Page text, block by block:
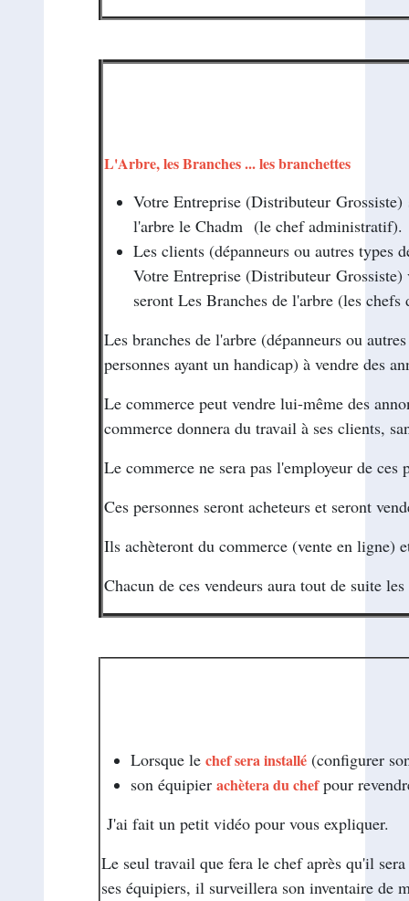
L'Arbre, les Branches ... les
Votre Entreprise (Distributeur Grossiste)
l'arbre le Chadm (le chef administratif).
Les clients (dépanneurs ou autres types
Votre Entreprise (Distributeur Grossiste)
seront Les Branches de l'arbre (les chefs
Les branches de l'arbre (dépanneurs ou
personnes ayant un handicap) à vendre des
Le commerce peut vendre lui-même des
commerce donnera du travail à ses clients,
Le commerce ne sera pas l'employeur de ces
Ces personnes seront acheteurs et seront
Ils achèteront du commerce (vente en ligne)
Chacun de ces vendeurs aura tout de suite
Lorsque le chef sera installé (configurer
son équipier achètera du chefpour
J'ai fait un petit vidéo pour vous expliquer.
Le seul travail que fera le chef après qu'il
ses équipiers, il surveillera son inventaire de